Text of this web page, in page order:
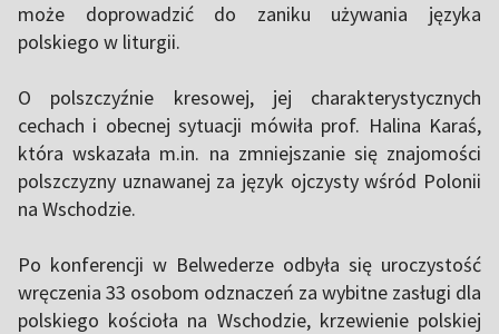
może doprowadzić do zaniku używania języka
polskiego w liturgii.
O polszczyźnie kresowej, jej charakterystycznych
cechach i obecnej sytuacji mówiła prof. Halina Karaś,
która wskazała m.in. na zmniejszanie się znajomości
polszczyzny uznawanej za język ojczysty wśród Polonii
na Wschodzie.
Po konferencji w Belwederze odbyła się uroczystość
wręczenia 33 osobom odznaczeń za wybitne zasługi dla
polskiego kościoła na Wschodzie, krzewienie polskiej